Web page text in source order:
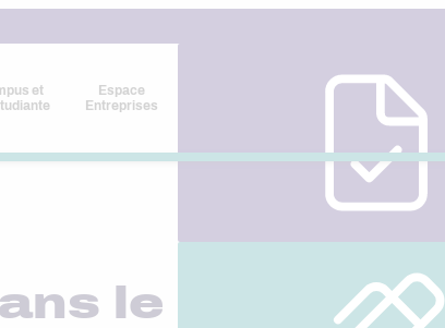
et
Espace
Entreprises
le